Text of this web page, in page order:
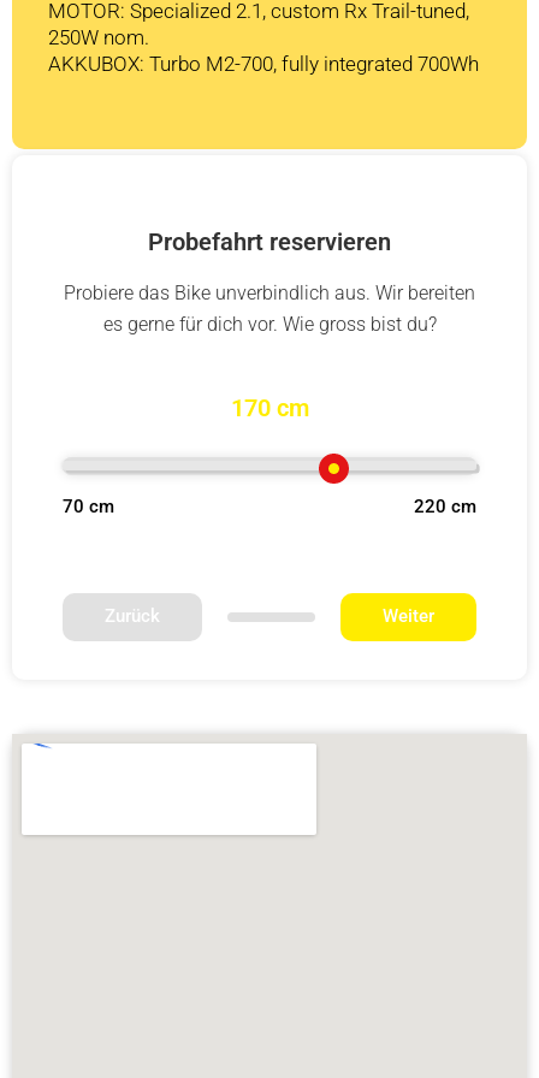
MOTOR: Specialized 2.1, custom Rx Trail-tuned,
250W nom.
AKKUBOX: Turbo M2-700, fully integrated 700Wh
Probefahrt reservieren
Probiere das Bike unverbindlich aus. Wir bereiten
es gerne für dich vor. Wie gross bist du?
170 cm
70 cm 220 cm
Zurück Weiter